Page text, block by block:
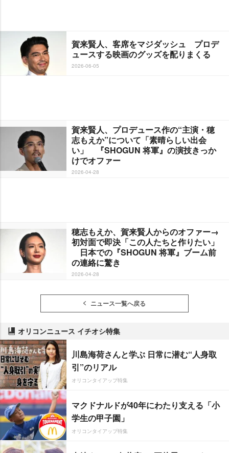
賀来賢人、客席をマジダッシュ プロデ
ュースする映画のグッズを配りまくる
2026-06-05
賀来賢人、プロデュース作の“主演・穂
志もえか”について「素晴らしい出会
い」 『SHOGUN 将軍』の演技きっか
けでオファー
2026-04-28
穂志もえか、賀来賢人からのオファー→
初対面で即決「この人たちと作りたい」
日本での『SHOGUN 将軍』ブーム前
の連絡に驚き
2026-04-28
ニュース一覧へ戻る
オリコンニュース イチオシ特集
川島海荷さんと学ぶ 日常に潜む“人身取
引”のリアル
オリコンタイアップ特集
マクドナルドが40年にわたり支える「小
学生の甲子園」
オリコンタイアップ特集